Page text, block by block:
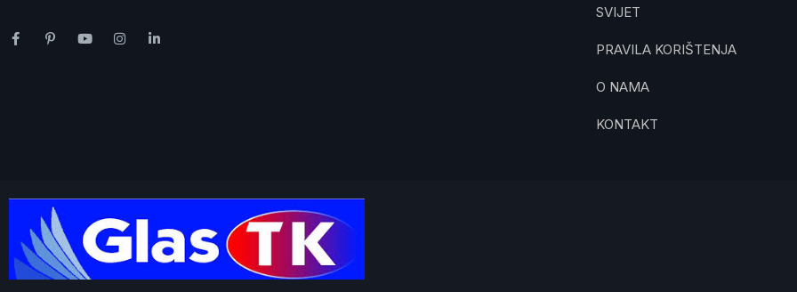
SVIJET
PRAVILA KORIŠTENJA
O NAMA
KONTAKT